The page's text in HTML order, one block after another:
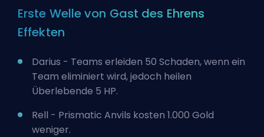
Erste Welle von Gast des Ehrens
Effekten
Darius - Teams erleiden 50 Schaden, wenn ein
Team eliminiert wird, jedoch heilen
Überlebende 5 HP.
Rell - Prismatic Anvils kosten 1.000 Gold
weniger.